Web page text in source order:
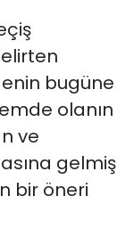
bugüne
olanın
ve
gelmiş
bir öneri